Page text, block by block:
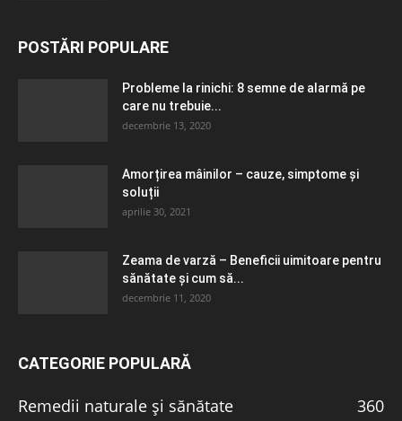
POSTĂRI POPULARE
Probleme la rinichi: 8 semne de alarmă pe
care nu trebuie...
decembrie 13, 2020
Amorțirea mâinilor – cauze, simptome și
soluții
aprilie 30, 2021
Zeama de varză – Beneficii uimitoare pentru
sănătate și cum să...
decembrie 11, 2020
CATEGORIE POPULARĂ
Remedii naturale și sănătate
360